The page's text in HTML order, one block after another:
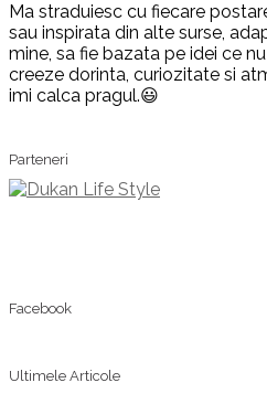
Ma straduiesc cu fiecare
sau inspirata din alte surse,
mine, sa fie bazata pe idei ce
creeze dorinta, curiozitate si
imi calca pragul.😃
Parteneri
Facebook
Ultimele Articole